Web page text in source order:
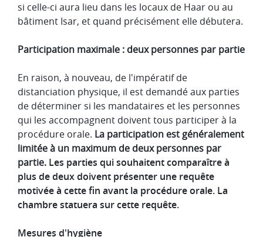
si celle-ci aura lieu dans les locaux de Haar ou au
bâtiment Isar, et quand précisément elle débutera.
Participation maximale : deux personnes par partie
En raison, à nouveau, de l'impératif de
distanciation physique, il est demandé aux parties
de déterminer si les mandataires et les personnes
qui les accompagnent doivent tous participer à la
procédure orale. La participation est généralement
limitée à un maximum de deux personnes par
partie. Les parties qui souhaitent comparaître à
plus de deux doivent présenter une requête
motivée à cette fin avant la procédure orale. La
chambre statuera sur cette requête.
Mesures d'hygiène